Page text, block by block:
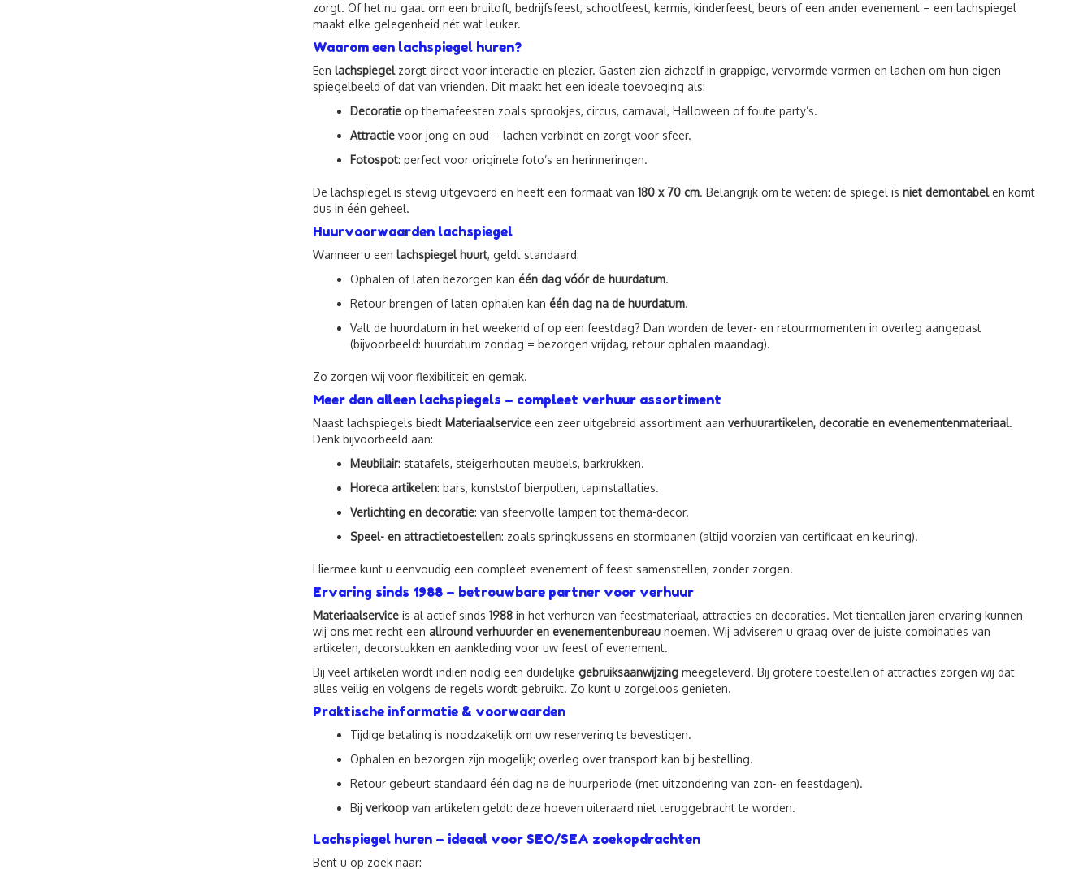
zorgt. Of het nu gaat om een bruiloft, bedrijfsfeest, schoolfeest, kermis, kinderfeest, beurs of een ander evenement – een lachspiegel
maakt elke gelegenheid nét wat leuker.
Waarom een lachspiegel huren?
Een lachspiegelzorgt direct voor interactie en plezier. Gasten zien zichzelf in grappige, vervormde vormen en lachen om hun eigen
spiegelbeeld of dat van vrienden. Dit maakt het een ideale toevoeging als:
Decoratie op themafeesten zoals sprookjes, circus, carnaval, Halloween of foute party’s.
Attractie voor jong en oud – lachen verbindt en zorgt voor sfeer.
Fotospot: perfect voor originele foto’s en herinneringen.
De lachspiegel is stevig uitgevoerd en heeft een formaat van 180 x 70 cm. Belangrijk om te weten: de spiegel is niet demontabelen komt
dus in één geheel.
Huurvoorwaarden lachspiegel
Wanneer u een lachspiegel huurt, geldt standaard:
Ophalen of laten bezorgen kan één dag vóór de huurdatum.
Retour brengen of laten ophalen kan één dag na de huurdatum.
Valt de huurdatum in het weekend of op een feestdag? Dan worden de lever- en retourmomenten in overleg aangepast
(bijvoorbeeld: huurdatum zondag = bezorgen vrijdag, retour ophalen maandag).
Zo zorgen wij voor flexibiliteit en gemak.
Meer dan alleen lachspiegels – compleet verhuur assortiment
Naast lachspiegels biedt Materiaalservice een zeer uitgebreid assortiment aan verhuurartikelen, decoratie en evenementenmateriaal.
Denk bijvoorbeeld aan:
Meubilair: statafels, steigerhouten meubels, barkrukken.
Horeca artikelen: bars, kunststof bierpullen, tapinstallaties.
Verlichting en decoratie: van sfeervolle lampen tot thema-decor.
Speel- en attractietoestellen: zoals springkussens en stormbanen (altijd voorzien van certificaat en keuring).
Hiermee kunt u eenvoudig een compleet evenement of feest samenstellen, zonder zorgen.
Ervaring sinds 1988 – betrouwbare partner voor verhuur
Materiaalservice is al actief sinds 1988 in het verhuren van feestmateriaal, attracties en decoraties. Met tientallen jaren ervaring kunnen
wij ons met recht een allround verhuurder en evenementenbureau noemen. Wij adviseren u graag over de juiste combinaties van
artikelen, decorstukken en aankleding voor uw feest of evenement.
Bij veel artikelen wordt indien nodig een duidelijke gebruiksaanwijzing meegeleverd. Bij grotere toestellen of attracties zorgen wij dat
alles veilig en volgens de regels wordt gebruikt. Zo kunt u zorgeloos genieten.
Praktische informatie & voorwaarden
Tijdige betaling is noodzakelijk om uw reservering te bevestigen.
Ophalen en bezorgen zijn mogelijk; overleg over transport kan bij bestelling.
Retour gebeurt standaard één dag na de huurperiode (met uitzondering van zon- en feestdagen).
Bij verkoop van artikelen geldt: deze hoeven uiteraard niet teruggebracht te worden.
Lachspiegel huren – ideaal voor SEO/SEA zoekopdrachten
Bent u op zoek naar: